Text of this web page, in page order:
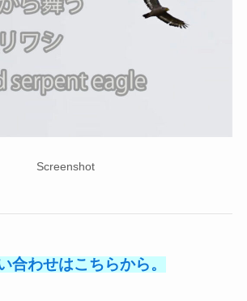
Screenshot
合わせはこちらから。